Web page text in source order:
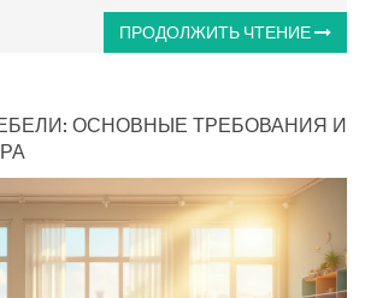
ПРОДОЛЖИТЬ ЧТЕНИЕ
ОСНОВНЫЕ ТРЕБОВАНИЯ И